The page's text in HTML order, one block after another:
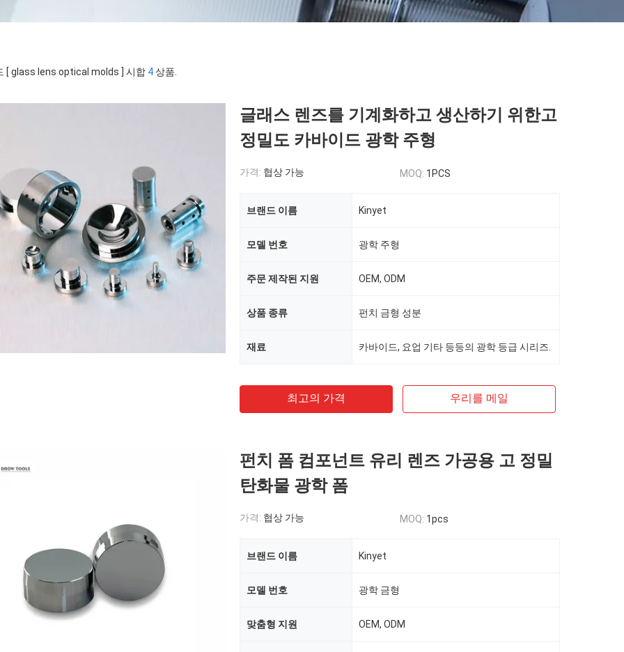
[ glass lens optical molds ] 시합 4상품.
글래스 렌즈를 기계화하고 생산하기 위한고
정밀도 카바이드 광학 주형
가격: 협상 가능 MOQ: 1PCS
브랜드 이름 Kinyet
모델 번호 광학 주형
주문 제작된 지원 OEM, ODM
상품 종류 펀치 금형 성분
재료 카바이드, 요업 기타 등등의 광학 등급 시리즈.
최고의 가격 우리를 메일
펀치 폼 컴포넌트 유리 렌즈 가공용 고 정밀
탄화물 광학 폼
가격: 협상 가능 MOQ: 1pcs
브랜드 이름 Kinyet
모델 번호 광학 금형
맞춤형 지원 OEM, ODM